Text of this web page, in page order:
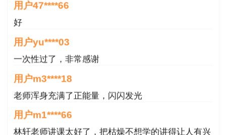
(学信网)进行验证/认证，下载相关PDF格式在线验
证/认证报告，报名期间按要求上传相关验证/认证
报告，接受人工核查，具体操作方式参见中国人事
考试网考生问答栏目内容
(http://www.cpta.com.cn/question/1525.html)
用户47****66
好
用户yu****03
一次性过了，非常感谢
用户m3****18
老师浑身充满了正能量，闪闪发光
用户m1****66
林轩老师讲课太好了，把枯燥不想学的讲得让人有兴